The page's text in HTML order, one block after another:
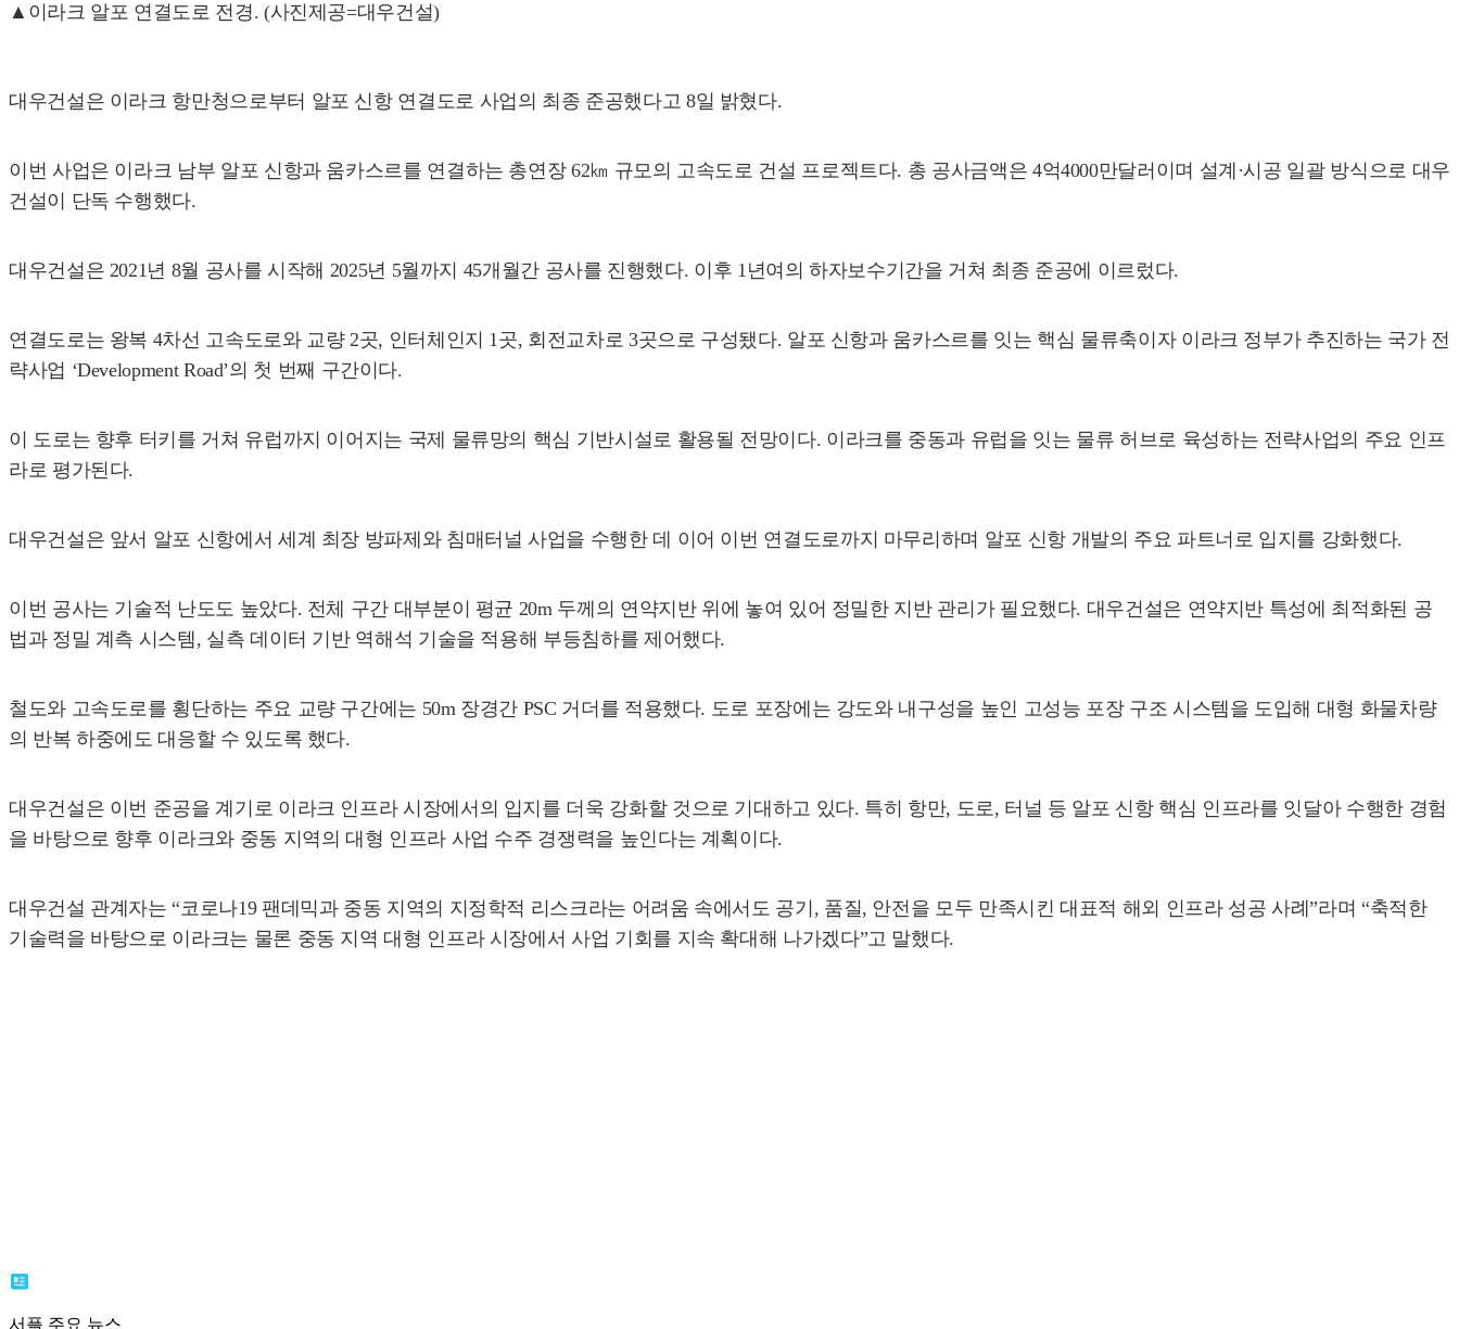
▲이라크 알포 연결도로 전경. (사진제공=대우건설)
대우건설은 이라크 항만청으로부터 알포 신항 연결도로 사업의 최종 준공했다고 8일 밝혔다.
이번 사업은 이라크 남부 알포 신항과 움카스르를 연결하는 총연장 62㎞ 규모의 고속도로 건설 프로젝트다. 총 공사금액은 4억4000만달러이며 설계·시공 일괄 방식으로 대우
건설이 단독 수행했다.
대우건설은 2021년 8월 공사를 시작해 2025년 5월까지 45개월간 공사를 진행했다. 이후 1년여의 하자보수기간을 거쳐 최종 준공에 이르렀다.
연결도로는 왕복 4차선 고속도로와 교량 2곳, 인터체인지 1곳, 회전교차로 3곳으로 구성됐다. 알포 신항과 움카스르를 잇는 핵심 물류축이자 이라크 정부가 추진하는 국가 전
략사업 ‘Development Road’의 첫 번째 구간이다.
이 도로는 향후 터키를 거쳐 유럽까지 이어지는 국제 물류망의 핵심 기반시설로 활용될 전망이다. 이라크를 중동과 유럽을 잇는 물류 허브로 육성하는 전략사업의 주요 인프
라로 평가된다.
대우건설은 앞서 알포 신항에서 세계 최장 방파제와 침매터널 사업을 수행한 데 이어 이번 연결도로까지 마무리하며 알포 신항 개발의 주요 파트너로 입지를 강화했다.
이번 공사는 기술적 난도도 높았다. 전체 구간 대부분이 평균 20m 두께의 연약지반 위에 놓여 있어 정밀한 지반 관리가 필요했다. 대우건설은 연약지반 특성에 최적화된 공
법과 정밀 계측 시스템, 실측 데이터 기반 역해석 기술을 적용해 부등침하를 제어했다.
철도와 고속도로를 횡단하는 주요 교량 구간에는 50m 장경간 PSC 거더를 적용했다. 도로 포장에는 강도와 내구성을 높인 고성능 포장 구조 시스템을 도입해 대형 화물차량
의 반복 하중에도 대응할 수 있도록 했다.
대우건설은 이번 준공을 계기로 이라크 인프라 시장에서의 입지를 더욱 강화할 것으로 기대하고 있다. 특히 항만, 도로, 터널 등 알포 신항 핵심 인프라를 잇달아 수행한 경험
을 바탕으로 향후 이라크와 중동 지역의 대형 인프라 사업 수주 경쟁력을 높인다는 계획이다.
대우건설 관계자는 “코로나19 팬데믹과 중동 지역의 지정학적 리스크라는 어려움 속에서도 공기, 품질, 안전을 모두 만족시킨 대표적 해외 인프라 성공 사례”라며 “축적한
기술력을 바탕으로 이라크는 물론 중동 지역 대형 인프라 시장에서 사업 기회를 지속 확대해 나가겠다”고 말했다.
서플 주요 뉴스